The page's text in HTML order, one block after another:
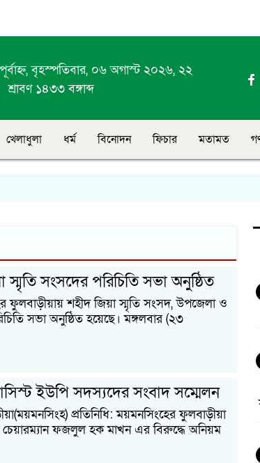
বৃহস্পতিবার, ০৬ অগাস্ট ২০২৬, ২২
শ্রাবণ ১৪৩৩ বঙ্গাব্দ
খেলাধুলা ধর্ম বিনোদন ফিচার মতামত
সংসদের পরিচিতি সভা অনুষ্ঠিত
ফুলবাড়ীয়ায় শহীদ জিয়া স্মৃতি সংসদ, উপজেলা ও
সভা অনুষ্ঠিত হয়েছে। মঙ্গলবার (২৩
ইউপি সদস্যদের সংবাদ সম্মেলন
প্রতিনিধি: ময়মনসিংহের ফুলবাড়ীয়া
ফজলুল হক মাখন এর বিরুদ্ধে অনিয়ম